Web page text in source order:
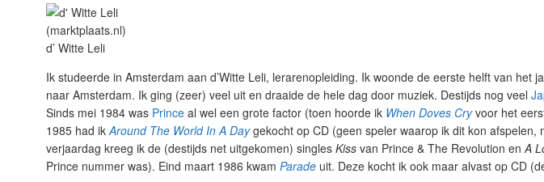
d’ Witte Leli
Ik studeerde in Amsterdam aan d’Witte Leli, lerarenopleiding. Ik woonde de eerste helft van het
naar Amsterdam. Ik ging (zeer) veel uit en draaide de hele dag door muziek. Destijds nog veel
Sinds mei 1984 was Prince al wel een grote factor (toen hoorde ik When Doves Cryvoor het
1985 had ik Around The World In A Daygekocht op CD (geen speler waarop ik dit kon afspelen,
verjaardag kreeg ik de (destijds net uitgekomen) singles Kiss van Prince & The Revolution en A
Prince nummer was). Eind maart 1986 kwam Parade uit. Deze kocht ik ook maar alvast op CD